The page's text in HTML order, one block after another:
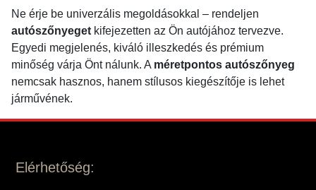
Ne érje be univerzális megoldásokkal – rendeljen
autószőnyeget kifejezetten az Ön autójához tervezve.
Egyedi megjelenés, kiváló illeszkedés és prémium
minőség várja Önt nálunk. A méretpontos autószőnyeg
nemcsak hasznos, hanem stílusos kiegészítője is lehet
járművének.
Elérhetőség: